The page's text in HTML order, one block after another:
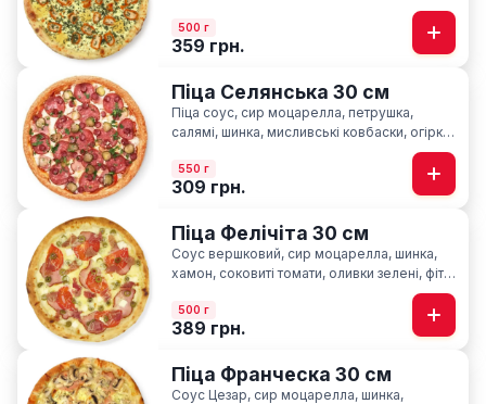
500 г
359 грн.
Піца Селянська 30 см
Піца соус, сир моцарелла, петрушка,
салямі, шинка, мисливські ковбаски, огірки
550 г
309 грн.
Піца Фелічіта 30 см
Соус вершковий, сир моцарелла, шинка,
хамон, соковиті томати, оливки зелені, фіта,
500 г
389 грн.
Піца Франческа 30 см
Соус Цезар, сир моцарелла, шинка,